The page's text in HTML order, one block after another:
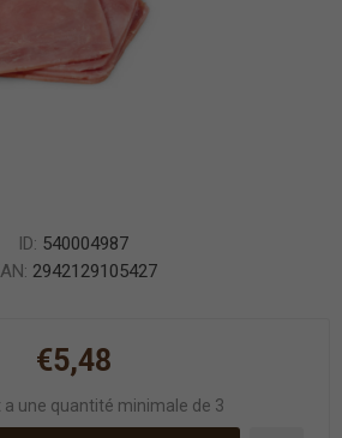
ID: 540004987
2942129105427
€5,48
a une quantité minimale de 3